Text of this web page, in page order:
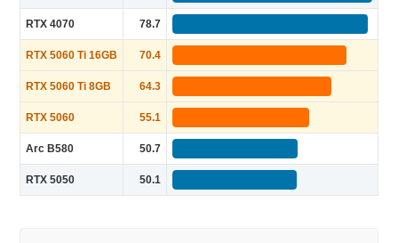
RTX 4070 78.7
RTX 5060 Ti 16GB 70.4
RTX 5060 Ti 8GB 64.3
RTX 5060 55.1
Arc B580 50.7
RTX 5050 50.1